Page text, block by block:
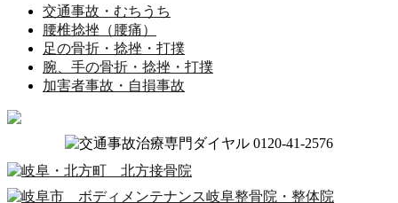
交通事故・むちうち
腰椎捻挫（腰痛）
足の骨折・捻挫・打撲
腕、手の骨折・捻挫・打撲
加害者事故・自損事故